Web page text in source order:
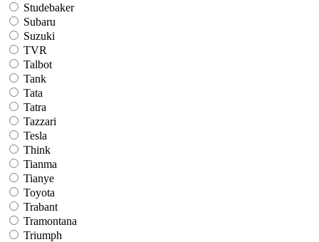
Studebaker
Subaru
Suzuki
TVR
Talbot
Tank
Tata
Tatra
Tazzari
Tesla
Think
Tianma
Tianye
Toyota
Trabant
Tramontana
Triumph